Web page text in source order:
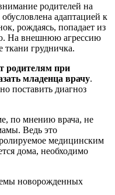
родителей на
адаптацией к
рождаясь, попадает из
На внешнюю агрессию
грудничка.
родителям при
младенца врачу.
поставить диагноз
по мнению врача, не
Ведь это
медицинским
дома, необходимо